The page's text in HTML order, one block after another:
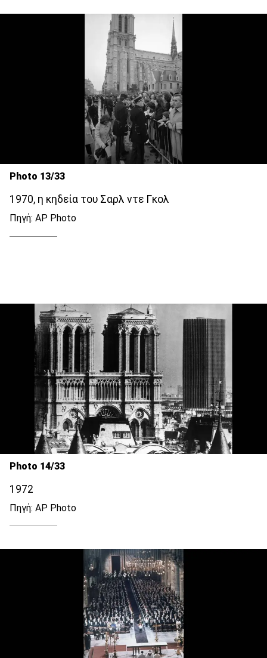
Photo 13/33
1970, η κηδεία του Σαρλ ντε Γκολ
Πηγή: AP Photo
Photo 14/33
1972
Πηγή: AP Photo